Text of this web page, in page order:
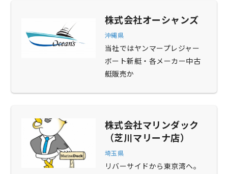
株式会社オーシャンズ
沖縄県
当社ではヤンマープレジャー
ボート新艇・各メーカー中古
艇販売か
株式会社マリンダック
（芝川マリーナ店）
埼玉県
リバーサイドから東京湾へ。